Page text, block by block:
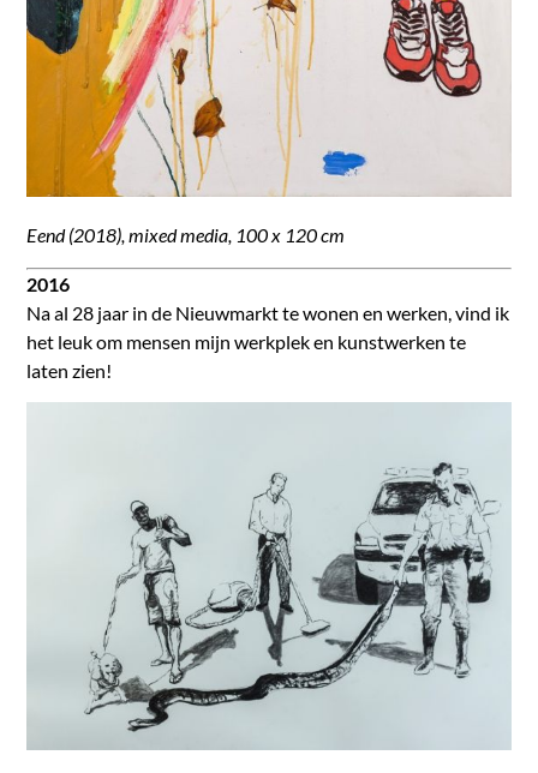
Eend (2018),mixed media, 100 x 120 cm
2016
Na al 28 jaar in de Nieuwmarkt te wonen en werken, vind ik
het leuk om mensen mijn werkplek en kunstwerken te
laten zien!